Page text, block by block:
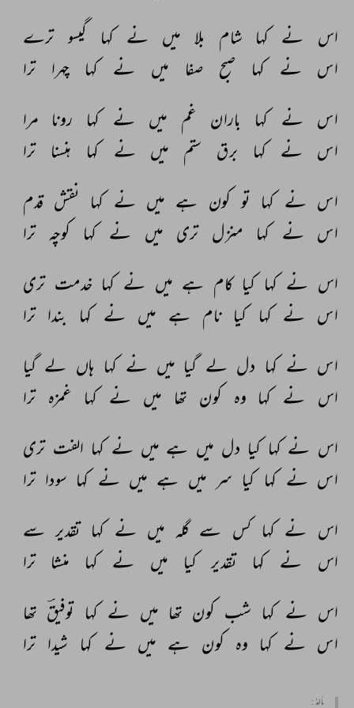
اس نے کہا شام بلا میں نے کہا گیسو ترے
اس
نے کہا صبح صفا میں نے کہا چہرا ترا
اس نے کہا باران غم میں نے کہا رونا
مرا
اس
نے کہا برق ستم میں نے کہا ہنسنا ترا
اس نے کہا تو کون ہے میں نے کہا نقش قدم
اس نے کہا منزل تری میں نے کہا کوچہ ترا
اس نے کہا کیا کام ہے میں نے کہا خدمت تری
اس نے کہا کیا نام ہے میں نے کہا بندا ترا
اس نے کہا دل لے گیا میں نے کہا ہاں لے گیا
اس نے کہا وہ کون تھا میں نے کہا غمزہ ترا
اس نے کہا کیا دل میں ہے میں نے کہا الفت تری
اس نے کہا کیا سر میں ہے میں نے کہا سودا ترا
اس نے کہا کس سے گلہ میں نے کہا تقدیر سے
اس
نے کہا تقدیر کیا میں نے کہا منشا ترا
اس نے کہا شب کون تھا میں نے کہا توفیقؔ تھا
اس نے کہا وہ کون ہے میں نے کہا شیدا ترا
مأخذ :